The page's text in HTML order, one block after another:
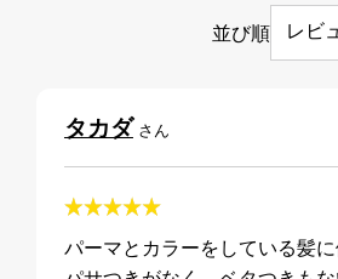
並び順
タカダ さん
パーマとカラーをしている髪に